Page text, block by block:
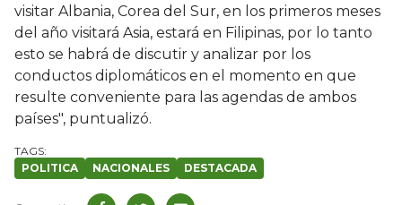
visitar Albania, Corea del Sur, en los primeros meses
del año visitará Asia, estará en Filipinas, por lo tanto
esto se habrá de discutir y analizar por los
conductos diplomáticos en el momento en que
resulte conveniente para las agendas de ambos
países", puntualizó.
POLITICA NACIONALES DESTACADA